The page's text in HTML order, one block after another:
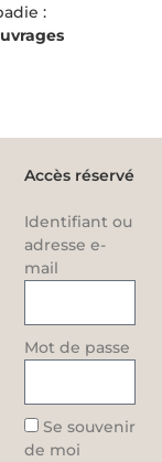
:
Accès réservé
Identifiant ou
adresse e-
mail
Mot de passe
Se souvenir
de moi